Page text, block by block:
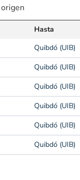
Hasta
Quibdó (UIB)
Quibdó (UIB)
Quibdó (UIB)
Quibdó (UIB)
Quibdó (UIB)
Quibdó (UIB)